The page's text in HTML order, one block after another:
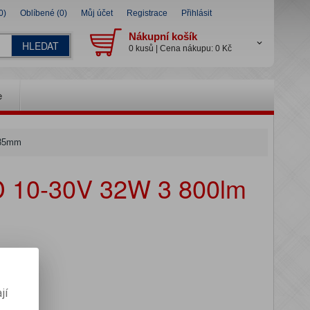
Oblíbené (0) Můj účet Registrace Přihlásit
HLEDAT
Nákupní košík
0 kusů | Cena nákupu: 0 Kč
30V 32W 3 800lm